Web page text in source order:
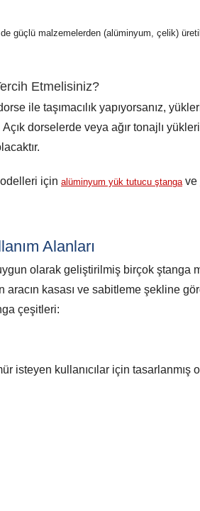
de güçlü malzemelerden (alüminyum, çelik)
Etmelisiniz?
ile taşımacılık yapıyorsanız,
dorselerde veya ağır tonajlı
için alüminyum yük tutucu ştanga ve
Alanları
uygun olarak geliştirilmiş birçok ştanga
aracın kasası ve sabitleme şekline
çeşitleri:
isteyen kullanıcılar için tasarlanmış